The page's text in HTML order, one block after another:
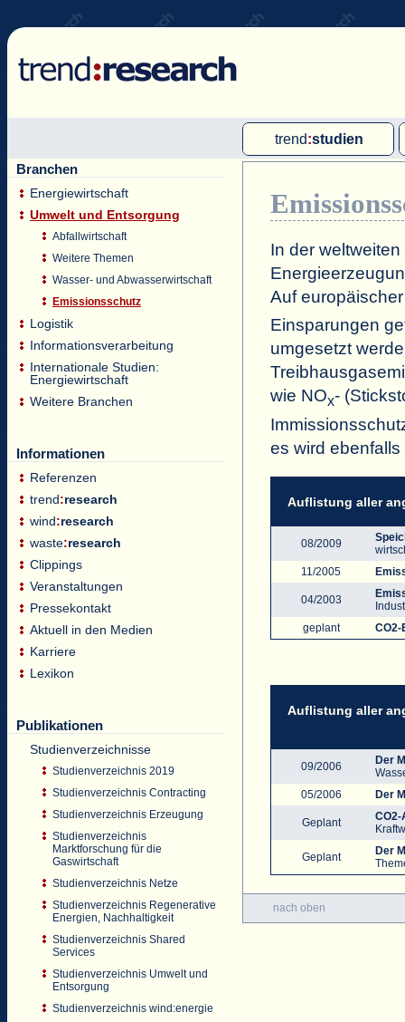
trend:studien
Single-Client-Studien
Branchen
Energiewirtschaft
Umwelt und Entsorgung
Abfallwirtschaft
Weitere Themen
Wasser- und Abwasserwirtschaft
Emissionsschutz
Logistik
Informationsverarbeitung
Internationale Studien:
Energiewirtschaft
Weitere Branchen
Informationen
Referenzen
trend:research
wind:research
waste:research
Clippings
Veranstaltungen
Pressekontakt
Aktuell in den Medien
Karriere
Lexikon
Publikationen
Studienverzeichnisse
Studienverzeichnis 2019
Studienverzeichnis Contracting
Studienverzeichnis Erzeugung
Studienverzeichnis
Marktforschung für die
Gaswirtschaft
Studienverzeichnis Netze
Studienverzeichnis Regenerative
Energien, Nachhaltigkeit
Studienverzeichnis Shared
Services
Studienverzeichnis Umwelt und
Entsorgung
Studienverzeichnis wind:energie
In der
Auf
Einsparungen
umgesetzt
wie NOx-
es wird
Auflistung aller
08/2009
11/2005
04/2003
geplant
Auflistung aller
09/2006
Der
05/2006
Der
Geplant
CO2-
Geplant
Der
nach oben